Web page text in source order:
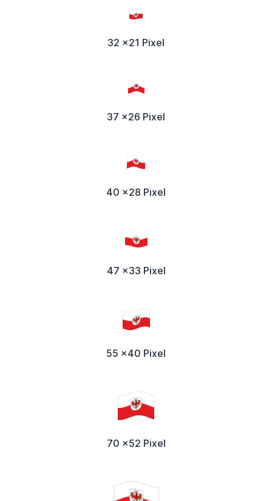
32 x21 Pixel
37 x26 Pixel
40 x28 Pixel
47 x33 Pixel
55 x40 Pixel
70 x52 Pixel